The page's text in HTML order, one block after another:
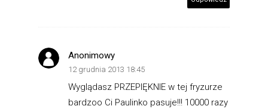
Anonimowy
12 grudnia 2013 18:45
Wyglądasz PRZEPIĘKNIE w tej fryzurze
bardzoo Ci Paulinko pasuje!!! 10000 razy